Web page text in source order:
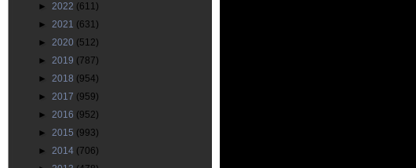
► 2022 (611)
► 2021 (631)
► 2020 (512)
► 2019 (787)
► 2018 (954)
► 2017 (959)
► 2016 (952)
► 2015 (993)
► 2014 (706)